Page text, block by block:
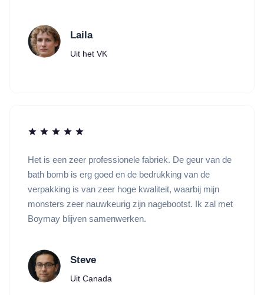
Laila
Uit het VK
Het is een zeer professionele fabriek. De geur van de
bath bomb is erg goed en de bedrukking van de
verpakking is van zeer hoge kwaliteit, waarbij mijn
monsters zeer nauwkeurig zijn nagebootst. Ik zal met
Boymay blijven samenwerken.
Steve
Uit Canada